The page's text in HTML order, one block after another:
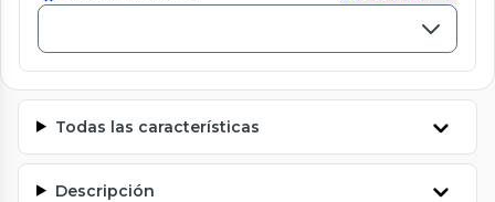
Todas las características
Descripción